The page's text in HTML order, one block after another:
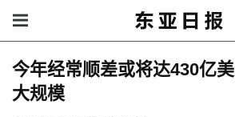
今年经常顺差或将达430亿
大规模